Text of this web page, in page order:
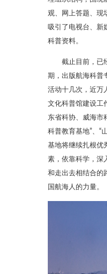
观、网上答题、现
吸引了电视台、新
科普资料。
截止目前，已
期，出版航海科普
活动十几次，近万
文化科普馆建设工
东省科协、威海市
科普教育基地”、“
基地将继续扎根优
素，依靠科学，深
和走出去相结合的
国航海人的力量。